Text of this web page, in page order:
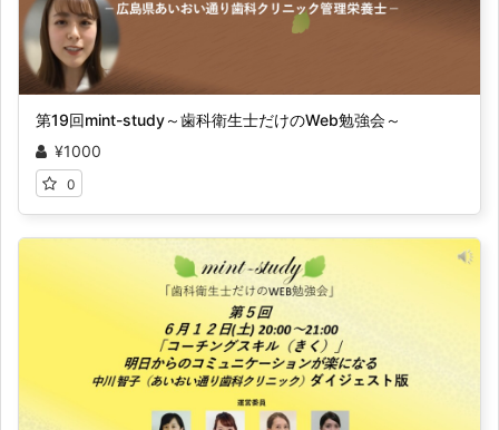
第19回mint-study～歯科衛生士だけのWeb勉強会～
¥1000
0